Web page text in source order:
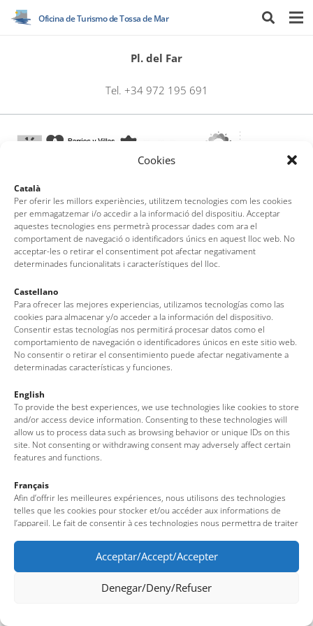
Cookies
Català
Per oferir les millors experiències, utilitzem tecnologies com les cookies
per emmagatzemar i/o accedir a la informació del dispositiu. Acceptar
aquestes tecnologies ens permetrà processar dades com ara el
comportament de navegació o identificadors únics en aquest lloc web. No
acceptar-les o retirar el consentiment pot afectar negativament
determinades funcionalitats i característiques del lloc.
Castellano
Para ofrecer las mejores experiencias, utilizamos tecnologías como las
cookies para almacenar y/o acceder a la información del dispositivo.
Consentir estas tecnologías nos permitirá procesar datos como el
comportamiento de navegación o identificadores únicos en este sitio web.
No consentir o retirar el consentimiento puede afectar negativamente a
determinadas características y funciones.
English
To provide the best experiences, we use technologies like cookies to store
and/or access device information. Consenting to these technologies will
allow us to process data such as browsing behavior or unique IDs on this
site. Not consenting or withdrawing consent may adversely affect certain
features and functions.
Français
Afin d’offrir les meilleures expériences, nous utilisons des technologies
telles que les cookies pour stocker et/ou accéder aux informations de
l’appareil. Le fait de consentir à ces technologies nous permettra de traiter
uniques sur ce site. Le fait de ne pas consentir ou de retirer son
consentement peut avoir un effet négatif sur certaines fonctionnalités et
caractéristiques du site.
Acceptar/Accept/Accepter
Denegar/Deny/Refuser
Oficina de Turismo de Tossa de Mar
Pl. del Far
Tel. +34 972 195 691
Oficina de Turismo de Tossa de Mar
Av. del Pelegrí, 25 – Edificio La Nau · 17320 – Tossa de Mar
(Girona – Costa Brava)
Tel: + 00 34 972 340 108 · Mail: info@visittossa.com
Nota legal·Política de cookies·Protección de datos